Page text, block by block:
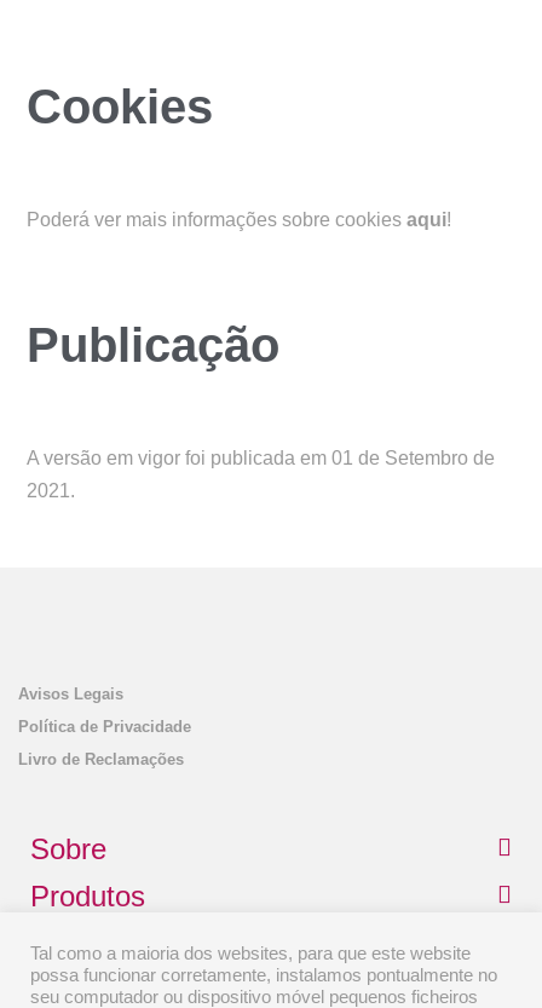
Cookies
Poderá ver mais informações sobre cookiesaqui!
Publicação
A versão em vigor foi publicada em 01 de Setembro de
2021.
Avisos Legais
Política de Privacidade
Livro de Reclamações
Sobre
Produtos
Contactos
Tal como a maioria dos websites, para que este website
possa funcionar corretamente, instalamos pontualmente no
seu computador ou dispositivo móvel pequenos ficheiros